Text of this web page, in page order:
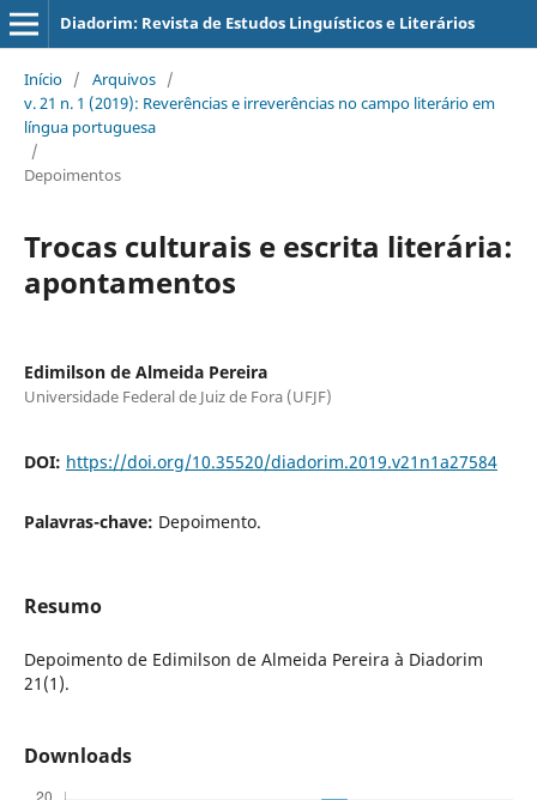
Diadorim: Revista de Estudos Linguísticos e Literários
Início / Arquivos /
v. 21 n. 1 (2019): Reverências e irreverências no campo literário em
língua portuguesa
/
Depoimentos
Trocas culturais e escrita literária:
apontamentos
Edimilson de Almeida Pereira
Universidade Federal de Juiz de Fora (UFJF)
DOI: https://doi.org/10.35520/diadorim.2019.v21n1a27584
Palavras-chave: Depoimento.
Resumo
Depoimento de Edimilson de Almeida Pereira à Diadorim
21(1).
Downloads